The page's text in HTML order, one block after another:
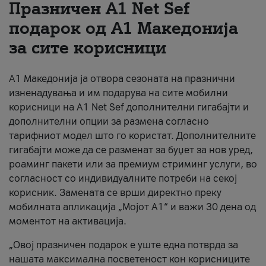
За нас
#ПодобарОнлајн
Празничен A1 Net Sеf
подарок од А1 Македонија
за сите корисници
А1 Македонија ја отвора сезоната на празнични
изненадувања и им подарува на сите мобилни
корисници на A1 Net Sef дополнителни гигабајти и
дополнителни опции за размена согласно
тарифниот модел што го користат. Дополнителните
гигабајти може да се разменат за буџет за нов уред,
роаминг пакети или за премиум стриминг услуги, во
согласност со индивидуалните потреби на секој
корисник. Замената се врши директно преку
мобилната апликација „Мојот А1“ и важи 30 дена од
моментот на активација.
„Овој празничен подарок е уште една потврда за
нашата максимална посветеност кон корисниците